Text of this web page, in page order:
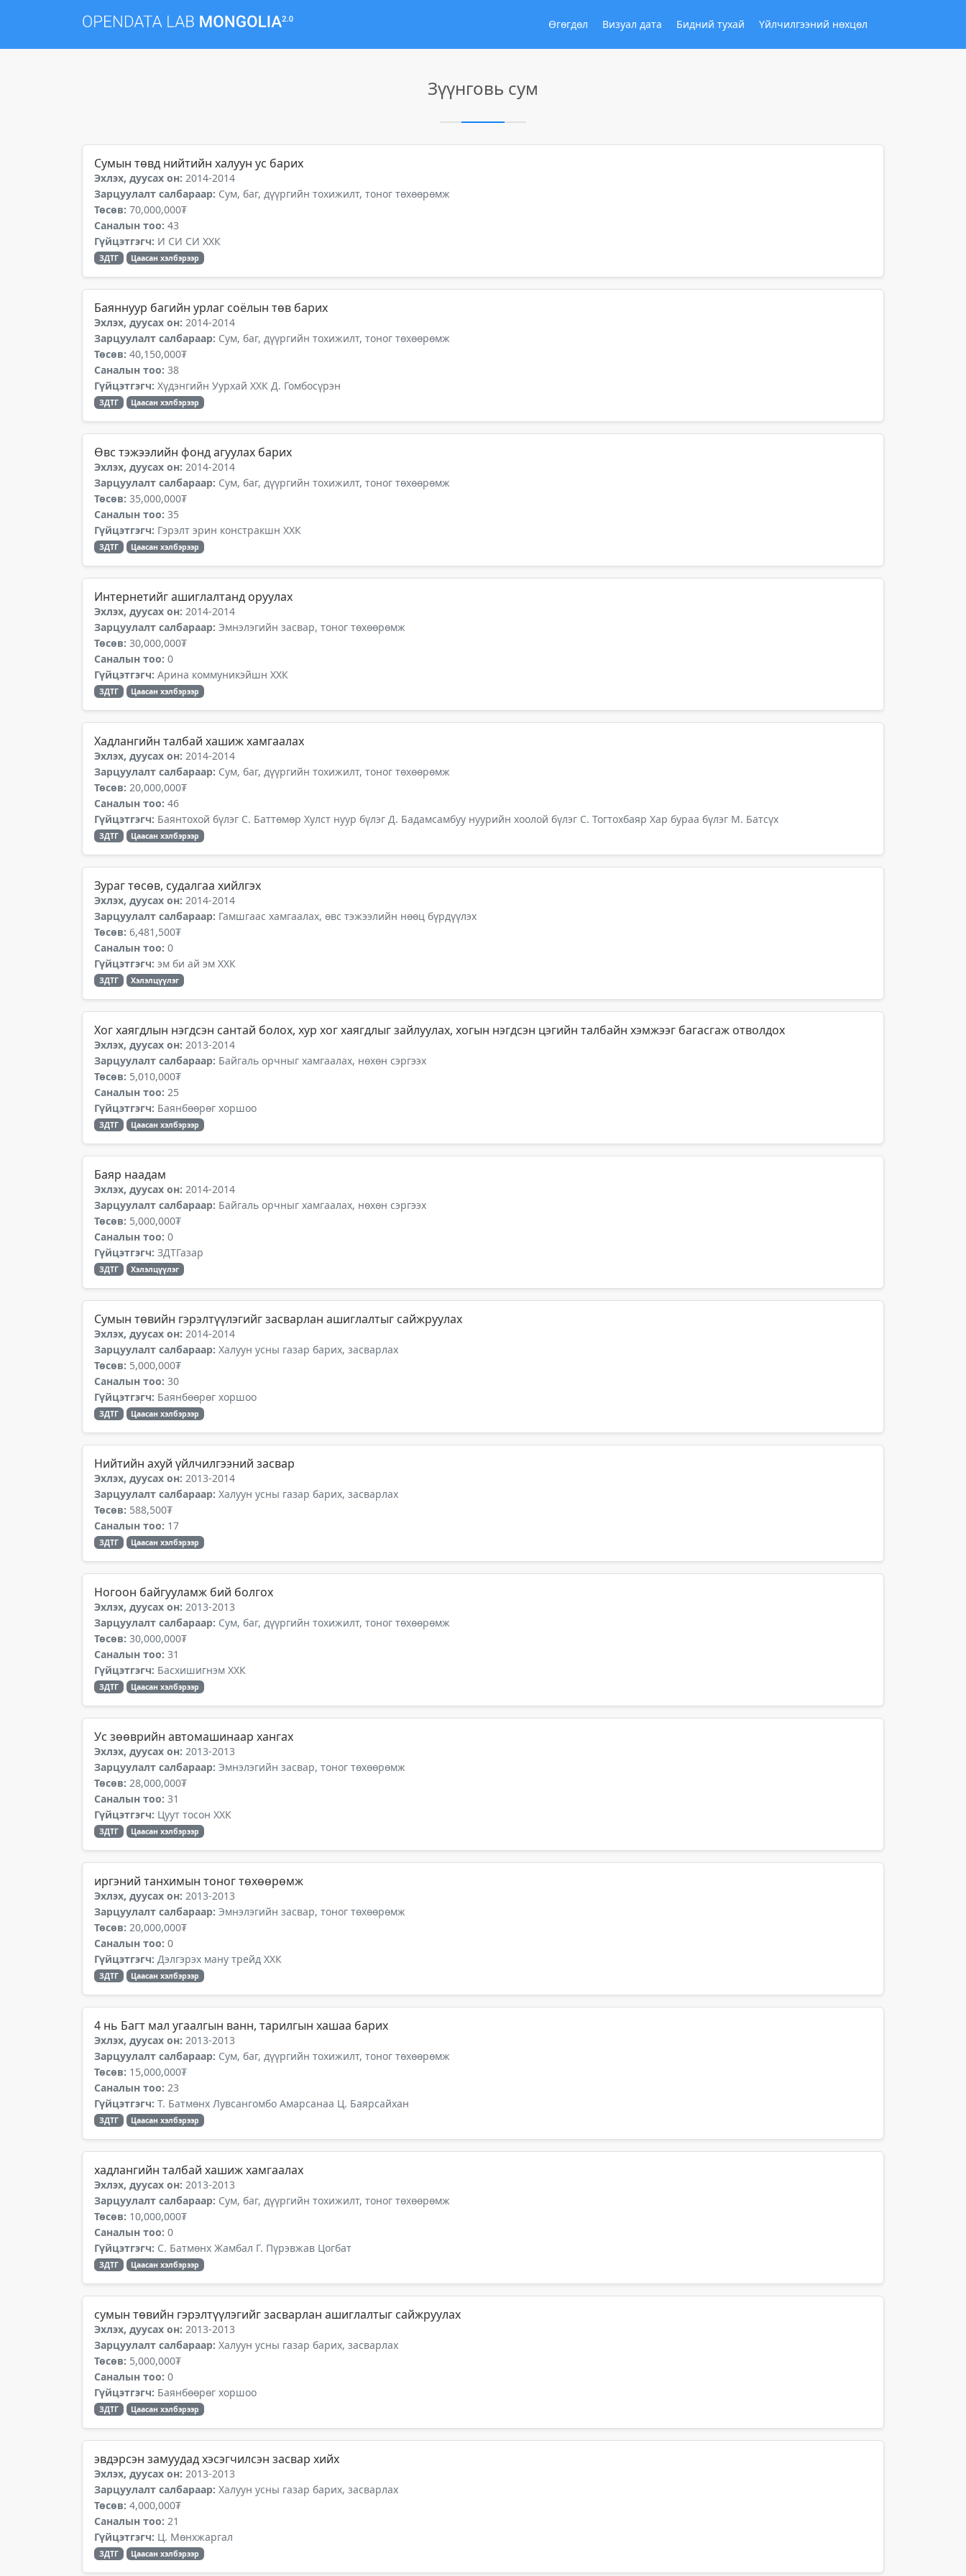
Өгөгдөл Визуал дата Бидний тухай Үйлчилгээний нөхцөл
Зүүнговь сум
Сумын төвд нийтийн халуун ус барих
Эхлэх, дуусах он: 2014-2014
Зарцуулалт салбараар: Сум, баг, дүүргийн тохижилт, тоног төхөөрөмж
Төсөв: 70,000,000₮
Саналын тоо: 43
Гүйцэтгэгч: И СИ СИ ХХК
ЗДТГ Цаасан хэлбэрээр
Баяннуур багийн урлаг соёлын төв барих
Эхлэх, дуусах он: 2014-2014
Зарцуулалт салбараар: Сум, баг, дүүргийн тохижилт, тоног төхөөрөмж
Төсөв: 40,150,000₮
Саналын тоо: 38
Гүйцэтгэгч: Хүдэнгийн Уурхай ХХК Д. Гомбосүрэн
ЗДТГ Цаасан хэлбэрээр
Өвс тэжээлийн фонд агуулах барих
Эхлэх, дуусах он: 2014-2014
Зарцуулалт салбараар: Сум, баг, дүүргийн тохижилт, тоног төхөөрөмж
Төсөв: 35,000,000₮
Саналын тоо: 35
Гүйцэтгэгч: Гэрэлт эрин констракшн ХХК
ЗДТГ Цаасан хэлбэрээр
Интернетийг ашиглалтанд оруулах
Эхлэх, дуусах он: 2014-2014
Зарцуулалт салбараар: Эмнэлэгийн засвар, тоног төхөөрөмж
Төсөв: 30,000,000₮
Саналын тоо: 0
Гүйцэтгэгч: Арина коммуникэйшн ХХК
ЗДТГ Цаасан хэлбэрээр
Хадлангийн талбай хашиж хамгаалах
Эхлэх, дуусах он: 2014-2014
Зарцуулалт салбараар: Сум, баг, дүүргийн тохижилт, тоног төхөөрөмж
Төсөв: 20,000,000₮
Саналын тоо: 46
Гүйцэтгэгч: Баянтохой бүлэг С. Баттөмөр Хулст нуур бүлэг Д. Бадамсамбуу нуурийн хоолой бүлэг С. Тогтохбаяр Хар бураа бүлэг М. Батсүх
ЗДТГ Цаасан хэлбэрээр
Зураг төсөв, судалгаа хийлгэх
Эхлэх, дуусах он: 2014-2014
Зарцуулалт салбараар: Гамшгаас хамгаалах, өвс тэжээлийн нөөц бүрдүүлэх
Төсөв: 6,481,500₮
Саналын тоо: 0
Гүйцэтгэгч: эм би ай эм ХХК
ЗДТГ Хэлэлцүүлэг
Хог хаягдлын нэгдсэн сантай болох, хур хог хаягдлыг зайлуулах, хогын нэгдсэн цэгийн талбайн хэмжээг багасгаж отволдох
Эхлэх, дуусах он: 2013-2014
Зарцуулалт салбараар: Байгаль орчныг хамгаалах, нөхөн сэргээх
Төсөв: 5,010,000₮
Саналын тоо: 25
Гүйцэтгэгч: Баянбөөрөг хоршоо
ЗДТГ Цаасан хэлбэрээр
Баяр наадам
Эхлэх, дуусах он: 2014-2014
Зарцуулалт салбараар: Байгаль орчныг хамгаалах, нөхөн сэргээх
Төсөв: 5,000,000₮
Саналын тоо: 0
Гүйцэтгэгч: ЗДТГазар
ЗДТГ Хэлэлцүүлэг
Сумын төвийн гэрэлтүүлэгийг засварлан ашиглалтыг сайжруулах
Эхлэх, дуусах он: 2014-2014
Зарцуулалт салбараар: Халуун усны газар барих, засварлах
Төсөв: 5,000,000₮
Саналын тоо: 30
Гүйцэтгэгч: Баянбөөрөг хоршоо
ЗДТГ Цаасан хэлбэрээр
Нийтийн ахуй үйлчилгээний засвар
Эхлэх, дуусах он: 2013-2014
Зарцуулалт салбараар: Халуун усны газар барих, засварлах
Төсөв: 588,500₮
Саналын тоо: 17
ЗДТГ Цаасан хэлбэрээр
Ногоон байгууламж бий болгох
Эхлэх, дуусах он: 2013-2013
Зарцуулалт салбараар: Сум, баг, дүүргийн тохижилт, тоног төхөөрөмж
Төсөв: 30,000,000₮
Саналын тоо: 31
Гүйцэтгэгч: Басхишигнэм ХХК
ЗДТГ Цаасан хэлбэрээр
Ус зөөврийн автомашинаар хангах
Эхлэх, дуусах он: 2013-2013
Зарцуулалт салбараар: Эмнэлэгийн засвар, тоног төхөөрөмж
Төсөв: 28,000,000₮
Саналын тоо: 31
Гүйцэтгэгч: Цуут тосон ХХК
ЗДТГ Цаасан хэлбэрээр
иргэний танхимын тоног төхөөрөмж
Эхлэх, дуусах он: 2013-2013
Зарцуулалт салбараар: Эмнэлэгийн засвар, тоног төхөөрөмж
Төсөв: 20,000,000₮
Саналын тоо: 0
Гүйцэтгэгч: Дэлгэрэх ману трейд ХХК
ЗДТГ Цаасан хэлбэрээр
4 нь Багт мал угаалгын ванн, тарилгын хашаа барих
Эхлэх, дуусах он: 2013-2013
Зарцуулалт салбараар: Сум, баг, дүүргийн тохижилт, тоног төхөөрөмж
Төсөв: 15,000,000₮
Саналын тоо: 23
Гүйцэтгэгч: Т. Батмөнх Лувсангомбо Амарсанаа Ц. Баярсайхан
ЗДТГ Цаасан хэлбэрээр
хадлангийн талбай хашиж хамгаалах
Эхлэх, дуусах он: 2013-2013
Зарцуулалт салбараар: Сум, баг, дүүргийн тохижилт, тоног төхөөрөмж
Төсөв: 10,000,000₮
Саналын тоо: 0
Гүйцэтгэгч: С. Батмөнх Жамбал Г. Пүрэвжав Цогбат
ЗДТГ Цаасан хэлбэрээр
сумын төвийн гэрэлтүүлэгийг засварлан ашиглалтыг сайжруулах
Эхлэх, дуусах он: 2013-2013
Зарцуулалт салбараар: Халуун усны газар барих, засварлах
Төсөв: 5,000,000₮
Саналын тоо: 0
Гүйцэтгэгч: Баянбөөрөг хоршоо
ЗДТГ Цаасан хэлбэрээр
эвдэрсэн замуудад хэсэгчилсэн засвар хийх
Эхлэх, дуусах он: 2013-2013
Зарцуулалт салбараар: Халуун усны газар барих, засварлах
Төсөв: 4,000,000₮
Саналын тоо: 21
Гүйцэтгэгч: Ц. Мөнхжаргал
ЗДТГ Цаасан хэлбэрээр